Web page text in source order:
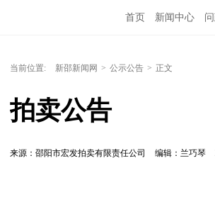
首页 新闻中心
当前位置: 新邵新闻网 > 公示公告 > 正文
拍卖公告
来源：邵阳市宏发拍卖有限责任公司 编辑：兰巧琴